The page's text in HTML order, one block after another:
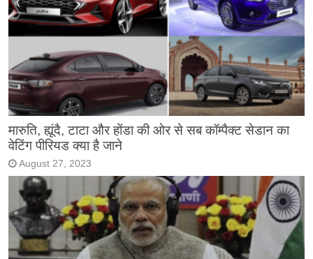
मारुति, ह्यूंदै, टाटा और होंडा की ओर से सब कॉम्पैक्ट सेडान का
वेटिंग पीरियड क्या है जाने
August 27, 2023